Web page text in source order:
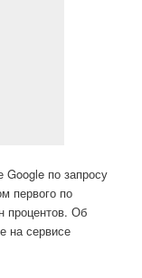
Google по запросу
первого по
процентов. Об
на сервисе